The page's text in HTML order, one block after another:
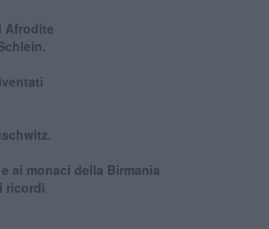
Afrodite
ai monaci della Birmania
ricordi